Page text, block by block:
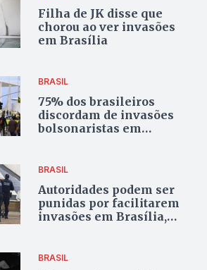
Filha de JK disse que
chorou ao ver invasões
em Brasília
BRASIL
75% dos brasileiros
discordam de invasões
bolsonaristas em
BRASIL
Autoridades podem ser
punidas por facilitarem
invasões em Brasília,
BRASIL